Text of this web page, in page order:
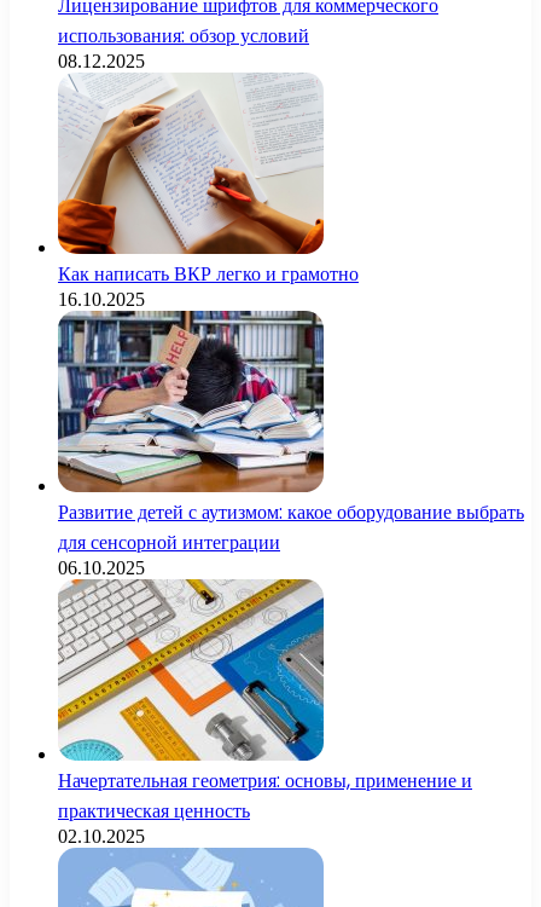
Лицензирование шрифтов для коммерческого
использования: обзор условий
08.12.2025
Как написать ВКР легко и грамотно
16.10.2025
Развитие детей с аутизмом: какое оборудование выбрать
для сенсорной интеграции
06.10.2025
Начертательная геометрия: основы, применение и
практическая ценность
02.10.2025